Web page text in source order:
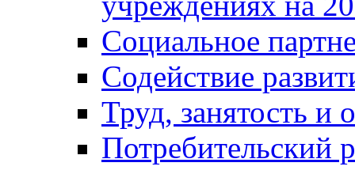
Социальное
Содействие
Труд, занятость и
Потребительский